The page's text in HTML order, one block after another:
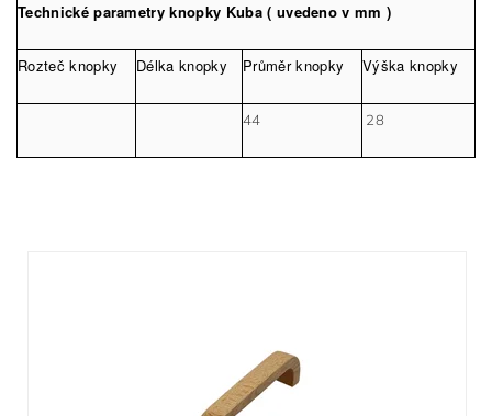
Technické parametry knopky Kuba ( uvedeno v mm )
Rozteč knopky Délka knopky Průměr knopky Výška knopky
44 28